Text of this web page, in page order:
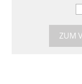
ZUM